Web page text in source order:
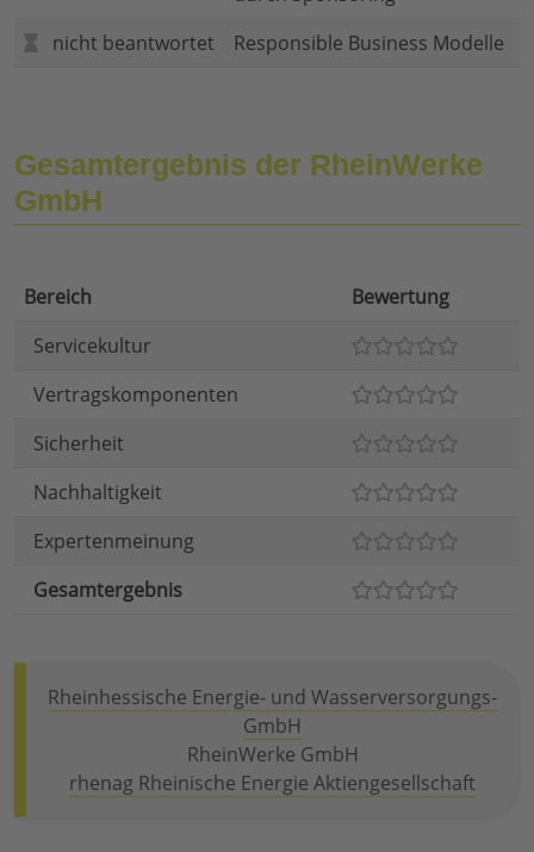
nicht beantwortet
Responsible Business Modelle
Gesamtergebnis der RheinWerke
GmbH
Bereich
Bewertung
Servicekultur
Vertragskomponenten
Sicherheit
Nachhaltigkeit
Expertenmeinung
Gesamtergebnis
Rheinhessische Energie- und Wasserversorgungs-
GmbH
RheinWerke GmbH
rhenag Rheinische Energie Aktiengesellschaft